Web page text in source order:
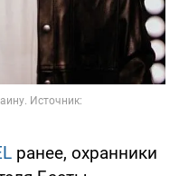
ранее, охранники